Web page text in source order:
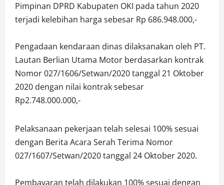
Pimpinan DPRD Kabupaten OKI pada tahun 2020
terjadi kelebihan harga sebesar Rp 686.948.000,-
Pengadaan kendaraan dinas dilaksanakan oleh PT.
Lautan Berlian Utama Motor berdasarkan kontrak
Nomor 027/1606/Setwan/2020 tanggal 21 Oktober
2020 dengan nilai kontrak sebesar
Rp2.748.000.000,-
Pelaksanaan pekerjaan telah selesai 100% sesuai
dengan Berita Acara Serah Terima Nomor
027/1607/Setwan/2020 tanggal 24 Oktober 2020.
Pembayaran telah dilakukan 100% sesuai dengan